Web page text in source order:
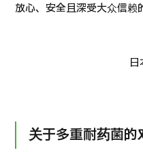
个人信息保护政策
放心、安全且深受大众信赖
关于多重耐药菌的